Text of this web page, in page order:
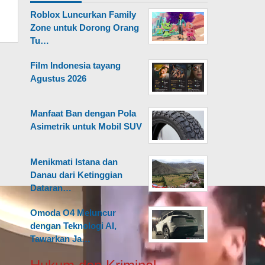
Roblox Luncurkan Family
Zone untuk Dorong Orang
Tu…
Film Indonesia tayang
Agustus 2026
Manfaat Ban dengan Pola
Asimetrik untuk Mobil SUV
Menikmati Istana dan
Danau dari Ketinggian
Dataran…
Omoda O4 Meluncur
dengan Teknologi AI,
Tawarkan Ja…